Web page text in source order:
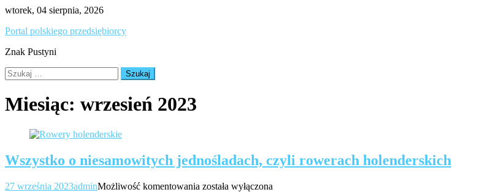
Skip
content
wtorek, 04 sierpnia, 2026
Portal polskiego przedsiębiorcy
Znak Pustyni
Szukaj:
Miesiąc: wrzesień 2023
Wszystko o niesamowitych jednośladach, czyli rowerach holenderskich
27 września 2023adminMożliwość komentowania Wszystko
została wyłączona